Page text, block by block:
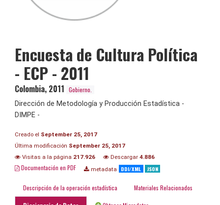
Encuesta de Cultura Política
- ECP - 2011
Colombia, 2011 Gobierno.
Dirección de Metodología y Producción Estadística -
DIMPE -
Creado el September 25, 2017
Última modificación September 25, 2017
Visitas a la página 217.926 Descargar 4.886
Documentación en PDF metadata DDI/XML JSON
Descripción de la operación estadística Materiales Relacionados